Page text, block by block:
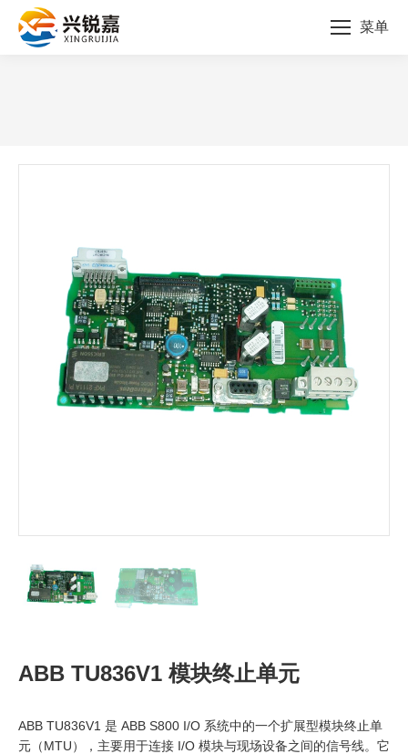
菜单
ABB TU836V1 模块终止单元
ABB TU836V1 是 ABB S800 I/O 系统中的一个扩展型模块终止单
元（MTU），主要用于连接 I/O 模块与现场设备之间的信号线。它